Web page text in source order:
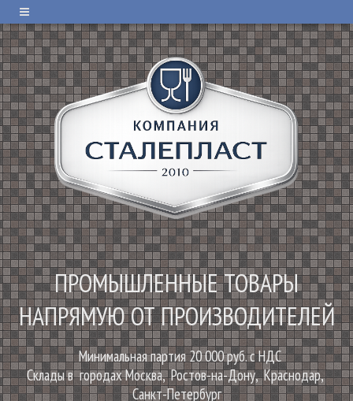
ПРОМЫШЛЕННЫЕ ТОВАРЫ
НАПРЯМУЮ ОТ ПРОИЗВОДИТЕЛЕЙ
Минимальная партия 20 000 руб. с НДС
Склады в городах Москва, Ростов-на-Дону, Краснодар,
Санкт-Петербург